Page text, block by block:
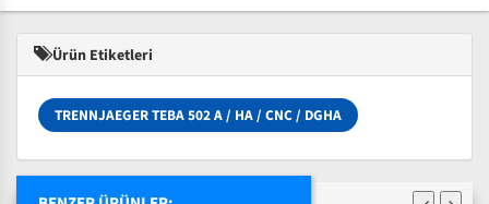
Ürün Etiketleri
TRENNJAEGER TEBA 502 A / HA / CNC / DGHA